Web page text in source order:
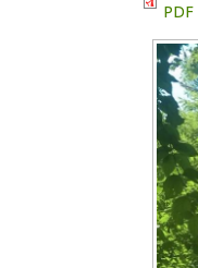
PDF